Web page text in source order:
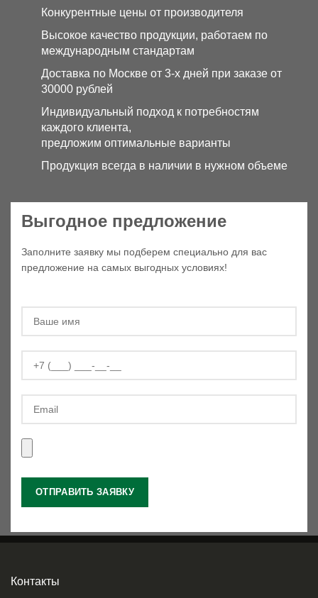
Конкурентные цены от производителя
Высокое качество продукции, работаем по
международным стандартам
Доставка по Москве от 3-х дней при заказе от
30000 рублей
Индивидуальный подход к потребностям
каждого клиента,
предложим оптимальные варианты
Продукция всегда в наличии в нужном объеме
Выгодное предложение
Заполните заявку мы подберем специально для вас
предложение на самых выгодных условиях!
Контакты